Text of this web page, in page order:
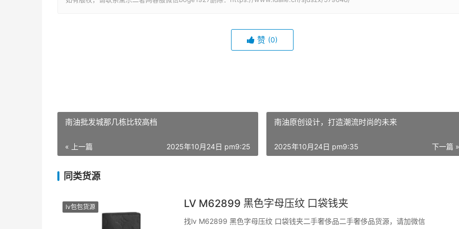
赞 (0)
南油批发城那几栋比较高档
« 上一篇 2025年10月24日 pm9:25
南油原创设计，打造潮流时尚的未来
下一篇 »
2025年10月24日 pm9:35
同类货源
lv包包货源 LV M62899 黑色字母压纹 口袋钱夹
找lv M62899 黑色字母压纹 口袋钱夹二手奢侈品二手奢侈品货源，请加微信